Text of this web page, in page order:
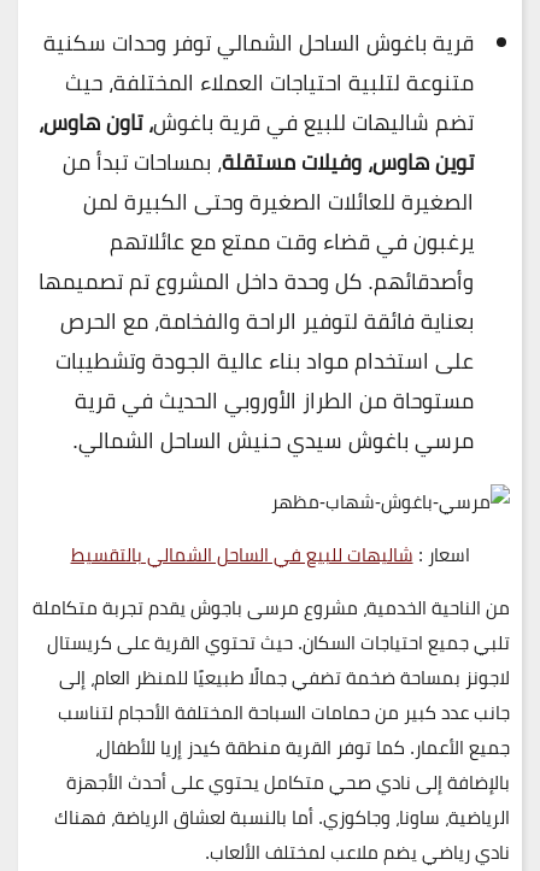
قرية باغوش الساحل الشمالي توفر وحدات سكنية
متنوعة لتلبية احتياجات العملاء المختلفة، حيث
تضم شاليهات للبيع في قرية باغوش، تاون هاوس،
توين هاوس، وفيلات مستقلة، بمساحات تبدأ من
الصغيرة للعائلات الصغيرة وحتى الكبيرة لمن
يرغبون في قضاء وقت ممتع مع عائلاتهم
وأصدقائهم. كل وحدة داخل المشروع تم تصميمها
بعناية فائقة لتوفير الراحة والفخامة، مع الحرص
على استخدام مواد بناء عالية الجودة وتشطيبات
مستوحاة من الطراز الأوروبي الحديث في قرية
مرسي باغوش سيدي حنيش الساحل الشمالي.
اسعار :شاليهات للبيع في الساحل الشمالي بالتقسيط
من الناحية الخدمية، مشروعمرسى باجوشيقدم تجربة متكاملة
تلبي جميع احتياجات السكان. حيث تحتوي القرية علىكريستال
لاجونز بمساحة ضخمة تضفي جمالًا طبيعيًا للمنظر العام، إلى
جانب عدد كبير من حمامات السباحة المختلفة الأحجام لتناسب
جميع الأعمار. كما توفر القريةمنطقة كيدز إريا للأطفال،
بالإضافة إلىنادي صحي متكامليحتوي على أحدث الأجهزة
الرياضية، ساونا، وجاكوزي. أما بالنسبة لعشاق الرياضة، فهناك
نادي رياضييضم ملاعب لمختلف الألعاب.